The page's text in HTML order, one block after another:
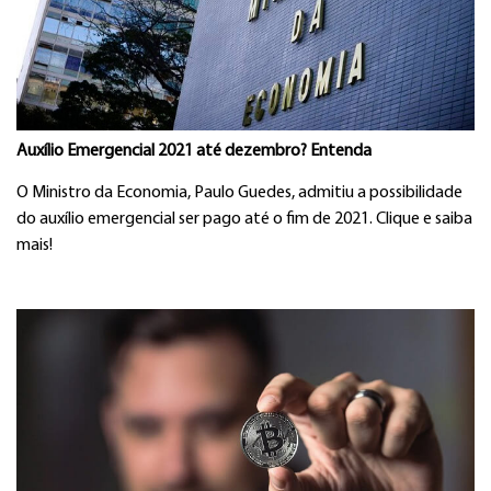
Auxílio Emergencial 2021 até dezembro? Entenda
O Ministro da Economia, Paulo Guedes, admitiu a possibilidade
do auxílio emergencial ser pago até o fim de 2021. Clique e saiba
mais!